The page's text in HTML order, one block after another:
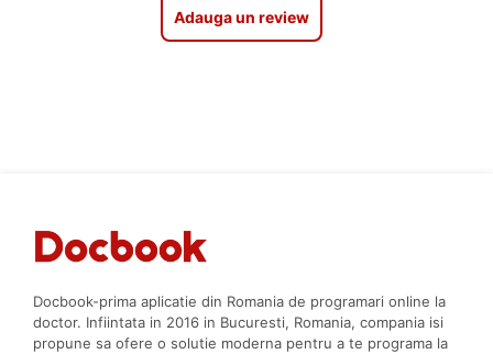
Adauga un review
Docbook-prima aplicatie din Romania de programari online la
doctor. Infiintata in 2016 in Bucuresti, Romania, compania isi
propune sa ofere o solutie moderna pentru a te programa la